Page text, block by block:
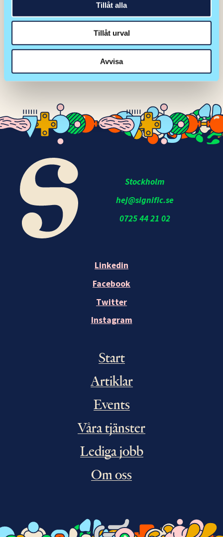
Tillåt alla
Tillåt urval
Avvisa
Ok, det kommer fler människor än en stol.
Stockholm
hej@signific.se
0725 44 21 02
Linkedin
Facebook
Twitter
Instagram
Start
Artiklar
Events
Våra tjänster
Lediga jobb
Om oss